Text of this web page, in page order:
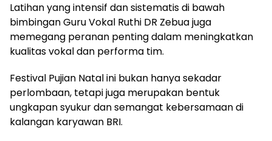
Latihan yang intensif dan sistematis di bawah
bimbingan Guru Vokal Ruthi DR Zebua juga
memegang peranan penting dalam meningkatkan
kualitas vokal dan performa tim.
Festival Pujian Natal ini bukan hanya sekadar
perlombaan, tetapi juga merupakan bentuk
ungkapan syukur dan semangat kebersamaan di
kalangan karyawan BRI.